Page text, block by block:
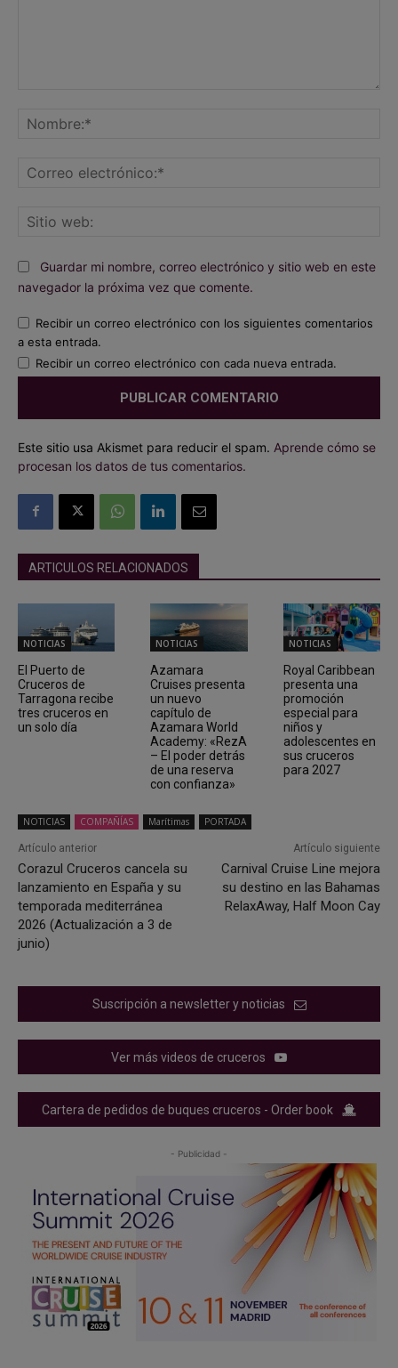
Guardar mi nombre, correo electrónico y sitio web en este
navegador la próxima vez que comente.
Recibir un correo electrónico con los siguientes comentarios
a esta entrada.
Recibir un correo electrónico con cada nueva entrada.
Este sitio usa Akismet para reducir el spam. Aprende cómo se
procesan los datos de tus comentarios.
ARTICULOS RELACIONADOS
NOTICIAS
El Puerto de
Cruceros de
Tarragona recibe
tres cruceros en
un solo día
NOTICIAS
Azamara
Cruises presenta
un nuevo
capítulo de
Azamara World
Academy: «RezA
– El poder detrás
de una reserva
con confianza»
NOTICIAS
Royal Caribbean
presenta una
promoción
especial para
niños y
adolescentes en
sus cruceros
para 2027
NOTICIAS COMPAÑÍAS Marítimas PORTADA
Artículo anterior
Corazul Cruceros cancela su
lanzamiento en España y su
temporada mediterránea
2026 (Actualización a 3 de
junio)
Artículo siguiente
Carnival Cruise Line mejora
su destino en las Bahamas
RelaxAway, Half Moon Cay
Suscripción a newsletter y noticias
Ver más videos de cruceros
Cartera de pedidos de buques cruceros - Order book
- Publicidad -